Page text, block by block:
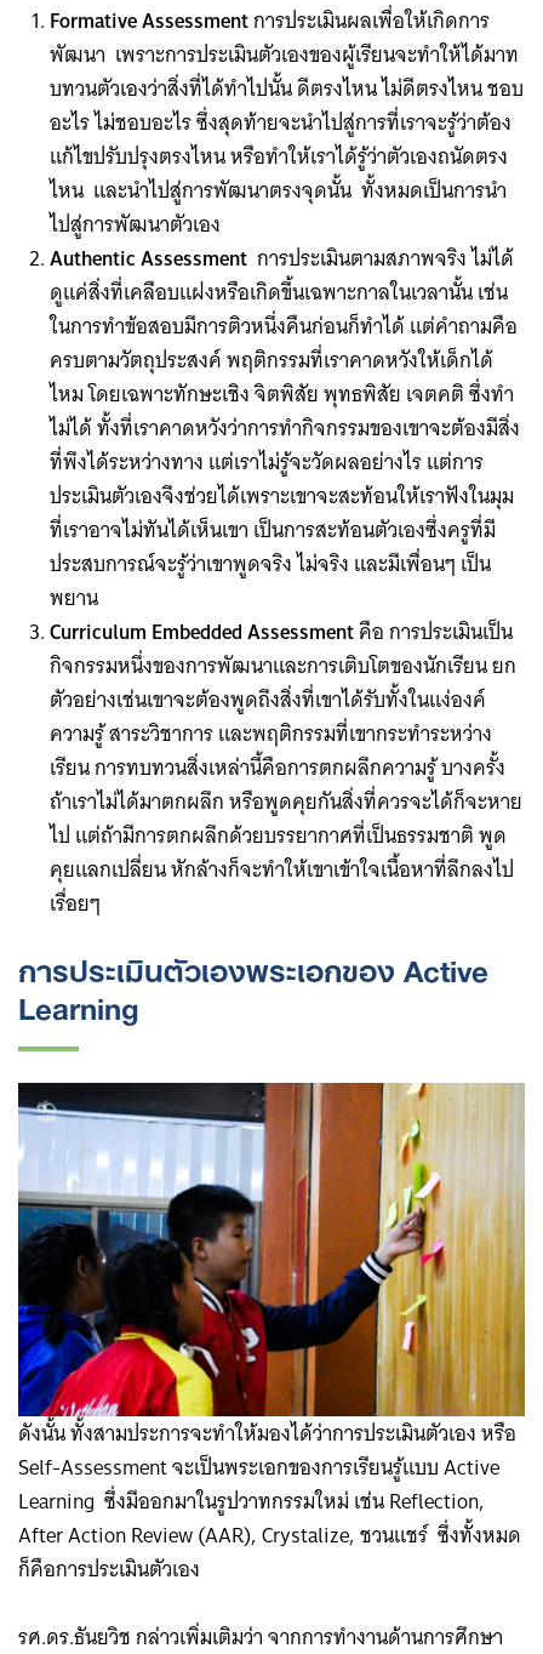
Formative Assessmentการประเมินผลเพื่อให้เกิดการ
พัฒนา เพราะการประเมินตัวเองของผู้เรียนจะทำให้ได้มาท
บทวนตัวเองว่าสิ่งที่ได้ทำไปนั้น ดีตรงไหน ไม่ดีตรงไหน ชอบ
อะไร ไม่ชอบอะไร ซึ่งสุดท้ายจะนำไปสู่การที่เราจะรู้ว่าต้อง
แก้ไขปรับปรุงตรงไหน หรือทำให้เราได้รู้ว่าตัวเองถนัดตรง
ไหน และนำไปสู่การพัฒนาตรงจุดนั้น ทั้งหมดเป็นการนำ
ไปสู่การพัฒนาตัวเอง
Authentic Assessment​ การประเมินตามสภาพจริง ไม่ได้
ดูแค่สิ่งที่เคลือบแฝงหรือเกิดขึ้นเฉพาะกาลในเวลานั้น เช่น
ในการทำข้อสอบมีการติวหนึ่งคืนก่อนก็ทำได้ แต่คำถามคือ
ครบตามวัตถุประสงค์ พฤติกรรมที่เราคาดหวังให้เด็กได้
ไหม โดยเฉพาะทักษะเชิง จิตพิสัย พุทธพิสัย ​เจตคติ ซึ่งทำ
ไม่ได้ ​ทั้งที่เราคาดหวังว่าการทำกิจกรรมของเขา​จะต้องมีสิ่ง
ที่พึงได้ระหว่างทาง แต่เราไม่รู้จะวัดผลอย่างไร แต่การ
ประเมินตัวเองจึงช่วยได้​เพราะเขาจะสะท้อนให้เราฟังในมุม
ที่เราอาจไม่ทันได้เห็นเขา เป็นการสะท้อนตัวเองซึ่งครูที่มี
ประสบการณ์จะรู้ว่าเขาพูดจริง ​ไม่จริง และมีเพื่อนๆ เป็น
พยาน
Curriculum Embedded Assessmentคือ การประเมินเป็น
กิจกรรมหนึ่งของการพัฒนาและการเติบโตของนักเรียน ยก
ตัวอย่างเช่นเขาจะต้องพูดถึงสิ่งที่เขาได้รับทั้งในแง่องค์
ความรู้ สาระวิชาการ และพฤติกรรมที่เขากระทำระหว่าง
เรียน การทบทวนสิ่งเหล่านี้คือการตกผลึกความรู้ บางครั้ง
ถ้าเราไม่ได้มาตกผลึก หรือพูดคุยกันสิ่งที่ควรจะได้ก็จะหาย
ไป แต่ถ้ามีการตกผลึกด้วยบรรยากาศที่เป็นธรรมชาติ พูด
คุยแลกเปลี่ยน หักล้างก็จะทำให้เขาเข้าใจเนื้อหาที่ลึกลงไป
เรื่อยๆ ​
การประเมินตัวเองพระเอกของ ​Active
Learning
ดังนั้น ทั้งสามประการจะทำให้มองได้ว่าการประเมินตัวเอง หรือ
Self-Assessment จะเป็นพระเอกของการเรียนรู้แบบ Active
Learning ซึ่งมีออกมาในรูปวาทกรรมใหม่ เช่น Reflection,
After Action Review (AAR), Crystalize, ชวนแชร์ ​ ซึ่งทั้งหมด
ก็คือการประเมินตัวเอง
รศ.ดร.ธันยวิช กล่าวเพิ่มเติมว่า จากการทำงานด้านการศึกษา